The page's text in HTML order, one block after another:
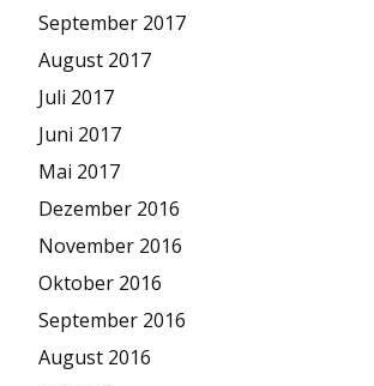
September 2017
August 2017
Juli 2017
Juni 2017
Mai 2017
Dezember 2016
November 2016
Oktober 2016
September 2016
August 2016